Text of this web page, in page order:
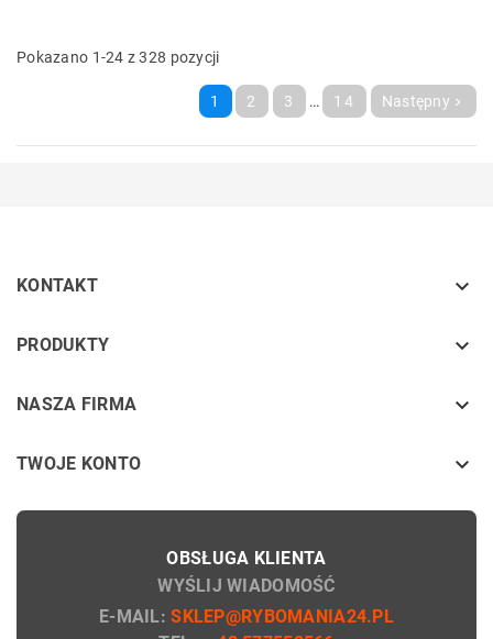
Pokazano 1-24 z 328 pozycji
1 2 3 … 14 Następny 
KONTAKT 
PRODUKTY keyboard_arrow_down
NASZA FIRMA keyboard_arrow_down
TWOJE KONTO 
OBSŁUGA KLIENTA
WYŚLIJ WIADOMOŚĆ
E-MAIL:SKLEP@RYBOMANIA24.PL